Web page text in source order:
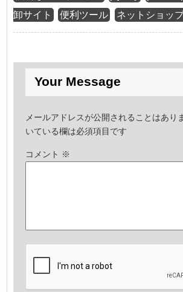
卸サイト
便利ツール ネットショッ
Your Message
メールアドレスが公開されることはあり
いている欄は必須項目です
コメント ※